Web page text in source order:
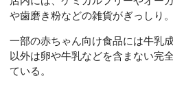
や歯磨き粉などの雑貨がぎっしり。
一部の赤ちゃん向け食品には牛乳
以外は卵や牛乳などを含まない完
ている。